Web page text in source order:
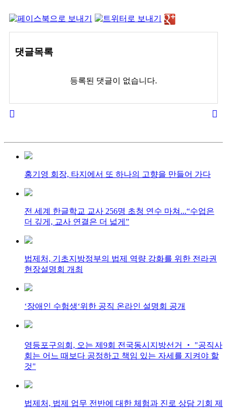
댓글목록
등록된 댓글이 없습니다.
홍기영 회장, 타지에서 또 하나의 고향을 만들어 가다
전 세계 한글학교 교사 256명 초청 연수 마쳐...“수업은
더 깊게, 교사 연결은 더 넓게”
법제처, 기초지방정부의 법제 역량 강화를 위한 전라권
현장설명회 개최
‘장애인 수험생‘위한 공직 온라인 설명회 공개
영등포구의회, 오는 제9회 전국동시지방선거 ‧ "공직사
회는 어느 때보다 공정하고 책임 있는 자세를 지켜야 할
것"
법제처, 법제 업무 전반에 대한 체험과 진로 상담 기회 제